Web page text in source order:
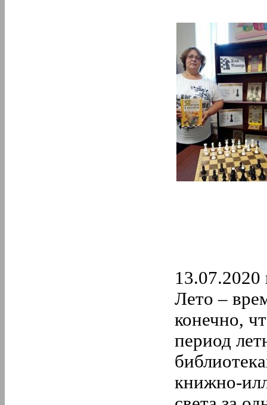
13.07.2020
Лето –
конечно,
период
книжно-